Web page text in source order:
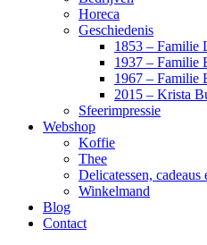
Horeca
Geschiedenis
1853 – Familie
1937 – Familie
1967 – Familie
2015 – Krista
Sfeerimpressie
Webshop
Koffie
Thee
Delicatessen, cadeaus
Winkelmand
Blog
Contact